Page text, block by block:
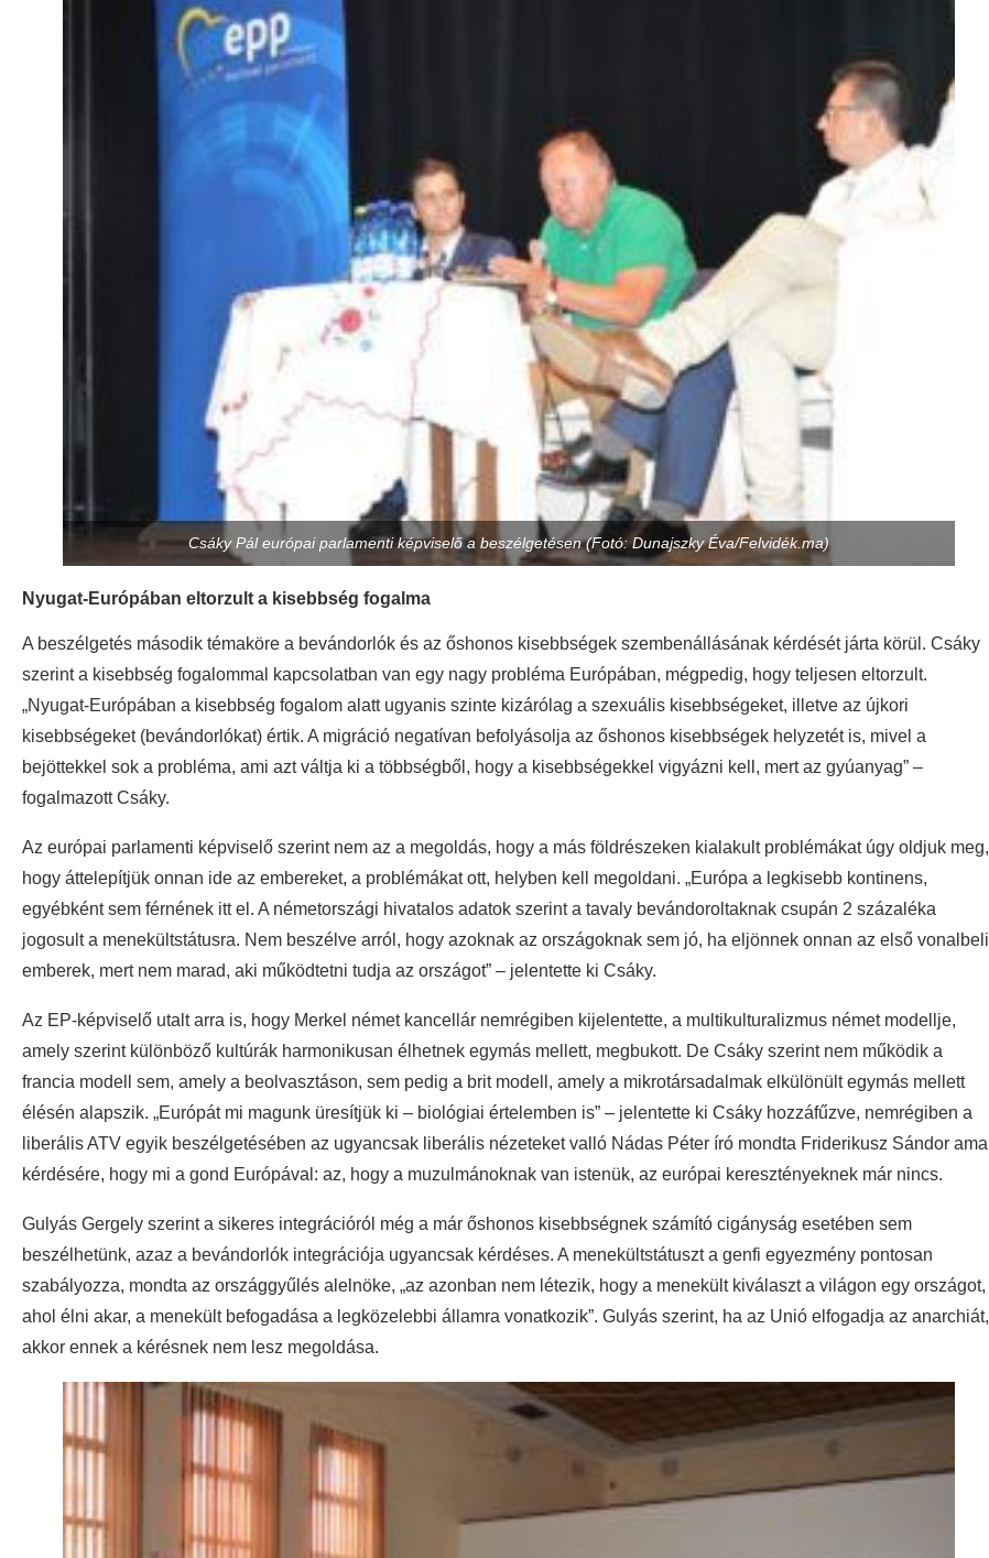
Csáky Pál európai parlamenti képviselő a beszélgetésen (Fotó: Dunajszky Éva/Felvidék.ma)
Nyugat-Európában eltorzult a kisebbség fogalma
A beszélgetés második témaköre a bevándorlók és az őshonos kisebbségek szembenállásának kérdését járta körül. Csáky
szerint a kisebbség fogalommal kapcsolatban van egy nagy probléma Európában, mégpedig, hogy teljesen eltorzult.
„Nyugat-Európában a kisebbség fogalom alatt ugyanis szinte kizárólag a szexuális kisebbségeket, illetve az újkori
kisebbségeket (bevándorlókat) értik. A migráció negatívan befolyásolja az őshonos kisebbségek helyzetét is, mivel a
bejöttekkel sok a probléma, ami azt váltja ki a többségből, hogy a kisebbségekkel vigyázni kell, mert az gyúanyag” –
fogalmazott Csáky.
Az európai parlamenti képviselő szerint nem az a megoldás, hogy a más földrészeken kialakult problémákat úgy oldjuk meg,
hogy áttelepítjük onnan ide az embereket, a problémákat ott, helyben kell megoldani. „Európa a legkisebb kontinens,
egyébként sem férnének itt el. A németországi hivatalos adatok szerint a tavaly bevándoroltaknak csupán 2 százaléka
jogosult a menekültstátusra. Nem beszélve arról, hogy azoknak az országoknak sem jó, ha eljönnek onnan az első vonalbeli
emberek, mert nem marad, aki működtetni tudja az országot” – jelentette ki Csáky.
Az EP-képviselő utalt arra is, hogy Merkel német kancellár nemrégiben kijelentette, a multikulturalizmus német modellje,
amely szerint különböző kultúrák harmonikusan élhetnek egymás mellett, megbukott. De Csáky szerint nem működik a
francia modell sem, amely a beolvasztáson, sem pedig a brit modell, amely a mikrotársadalmak elkülönült egymás mellett
élésén alapszik. „Európát mi magunk üresítjük ki – biológiai értelemben is” – jelentette ki Csáky hozzáfűzve, nemrégiben a
liberális ATV egyik beszélgetésében az ugyancsak liberális nézeteket valló Nádas Péter író mondta Friderikusz Sándor ama
kérdésére, hogy mi a gond Európával: az, hogy a muzulmánoknak van istenük, az európai keresztényeknek már nincs.
Gulyás Gergely szerint a sikeres integrációról még a már őshonos kisebbségnek számító cigányság esetében sem
beszélhetünk, azaz a bevándorlók integrációja ugyancsak kérdéses. A menekültstátuszt a genfi egyezmény pontosan
szabályozza, mondta az országgyűlés alelnöke, „az azonban nem létezik, hogy a menekült kiválaszt a világon egy országot,
ahol élni akar, a menekült befogadása a legközelebbi államra vonatkozik”. Gulyás szerint, ha az Unió elfogadja az anarchiát,
akkor ennek a kérésnek nem lesz megoldása.